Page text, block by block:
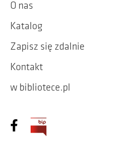
O nas
Katalog
Zapisz się zdalnie
Kontakt
w bibliotece.pl